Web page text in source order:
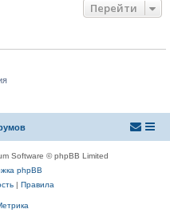
Перейти
Software © phpBB Limited
phpBB
| Правила